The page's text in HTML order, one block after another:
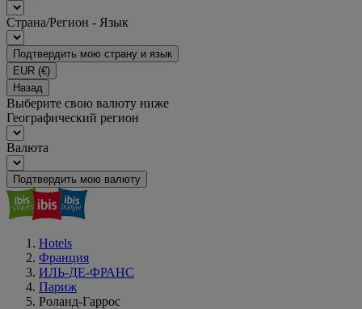
Страна/Регион - Язык
Подтвердить мою страну и язык
EUR (€)
Назад
Выберите свою валюту ниже
Географический регион
Валюта
Подтвердить мою валюту
Hotels
Франция
ИЛЬ-ДЕ-ФРАНС
Париж
Роланд-Гаррос